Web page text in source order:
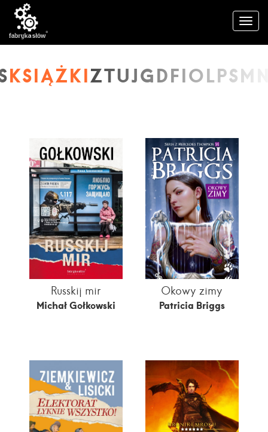
KSIĄŻKI
Russkij mir
Michał Gołkowski
Okowy zimy
Patricia Briggs